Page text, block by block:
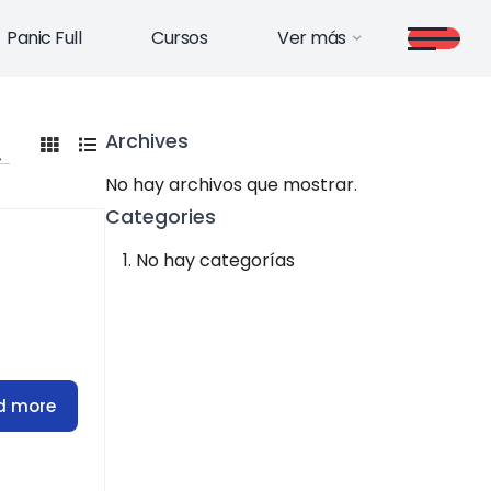
Panic Full Cursos Ver más
more
Archives
No hay archivos que mostrar.
Categories
No hay categorías